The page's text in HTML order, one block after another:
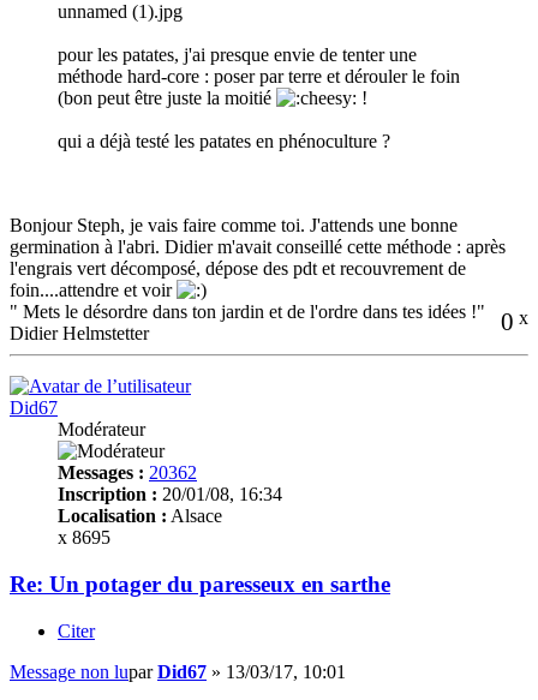
unnamed (1).jpg
pour les patates, j'ai presque envie de tenter une
méthode hard-core : poser par terre et dérouler le foin
(bon peut être juste la moitié
!
qui a déjà testé les patates en phénoculture ?
Bonjour Steph, je vais faire comme toi. J'attends une bonne
germination à l'abri. Didier m'avait conseillé cette méthode : après
l'engrais vert décomposé, dépose des pdt et recouvrement de
foin....attendre et voir
0 x
" Mets le désordre dans ton jardin et de l'ordre dans tes idées !"
Didier Helmstetter
Did67
Modérateur
Messages : 20362
Inscription : 20/01/08, 16:34
Localisation : Alsace
x 8695
Re: Un potager du paresseux en sarthe
Citer
Message non luparDid67 » 13/03/17, 10:01